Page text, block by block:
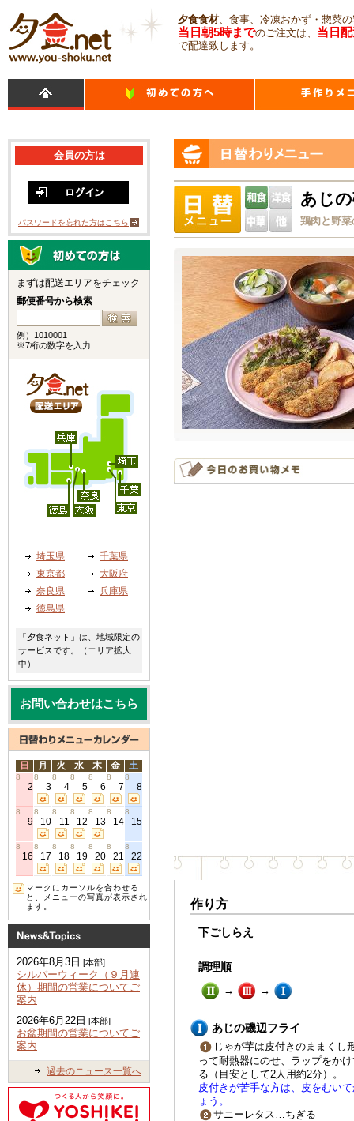
夕食食材、食事、冷凍おかず・惣菜
当日朝5時までのご注文は、 当日
で配達致します。
あじ
鶏肉と野
作り方
下ごしらえ
調理順
→ →
あじの磯辺フライ
じゃが芋は皮付きのままくし
って耐熱器にのせ、ラップをか
る（目安として2人用約2分）。
皮付きが苦手な方は、皮をむい
ょう。
サニーレタス…ちぎる
会員の方は
パスワードを忘れた方はこちら
まずは配送エリアをチェック
郵便番号から検索
例）1010001
※7桁の数字を入力
埼玉県
千葉県
東京都
大阪府
奈良県
兵庫県
徳島県
「夕食ネット」は、地域限定の
サービスです。（エリア拡大
中）
お問い合わせはこちら
日 月 火 水 木 金 土
8
2
8
3
8
4
8
5
8
6
8
7
8
8
8
9
8
10
8
11
8
12
8
13
8
14
8
15
8
16
8
17
8
18
8
19
8
20
8
21
8
22
マークにカーソルを合わせる
と、メニューの写真が表示され
ます。
2026年8月3日 [本部]
シルバーウィーク（９月連
休）期間の営業についてご
案内
2026年6月22日 [本部]
お盆期間の営業についてご
案内
過去のニュース一覧へ